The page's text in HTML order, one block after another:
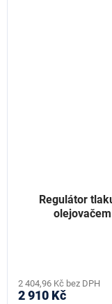
Regulátor
2 404,96 Kč bez DPH
2 910 Kč